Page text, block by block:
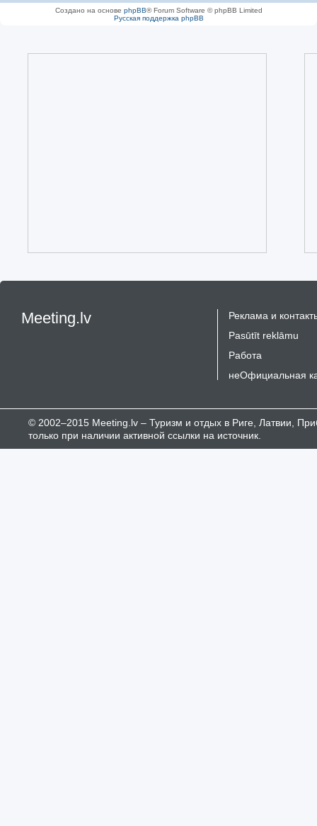
Создано на основе phpBB® Forum Software © phpBB Limited
Русская поддержка phpBB
Meeting.lv
Реклама и
Pasūtīt reklāmu
Работа
неОфициальная
© 2002–2015 Meeting.lv – Туризм и отдых в Риге, Латвии,
только при наличии активной ссылки на источник.